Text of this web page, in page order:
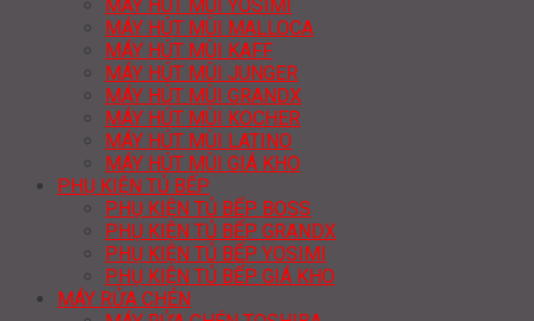
MÁY HÚT MÙI YOSIMI
MÁY HÚT MÙI MALLOCA
MÁY HÚT MÙI KAFF
MÁY HÚT MÙI JUNGER
MÁY HÚT MÙI GRANDX
MÁY HÚT MÙI KOCHER
MÁY HÚT MÙI LATINO
MÁY HÚT MÙI GIÁ KHO
PHỤ KIỆN TỦ BẾP
PHỤ KIỆN TỦ BẾP BOSS
PHỤ KIỆN TỦ BẾP GRANDX
PHỤ KIỆN TỦ BẾP YOSIMI
PHỤ KIỆN TỦ BẾP GIÁ KHO
MÁY RỬA CHÉN